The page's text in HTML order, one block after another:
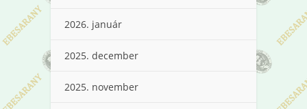
2026. január
2025. december
2025. november